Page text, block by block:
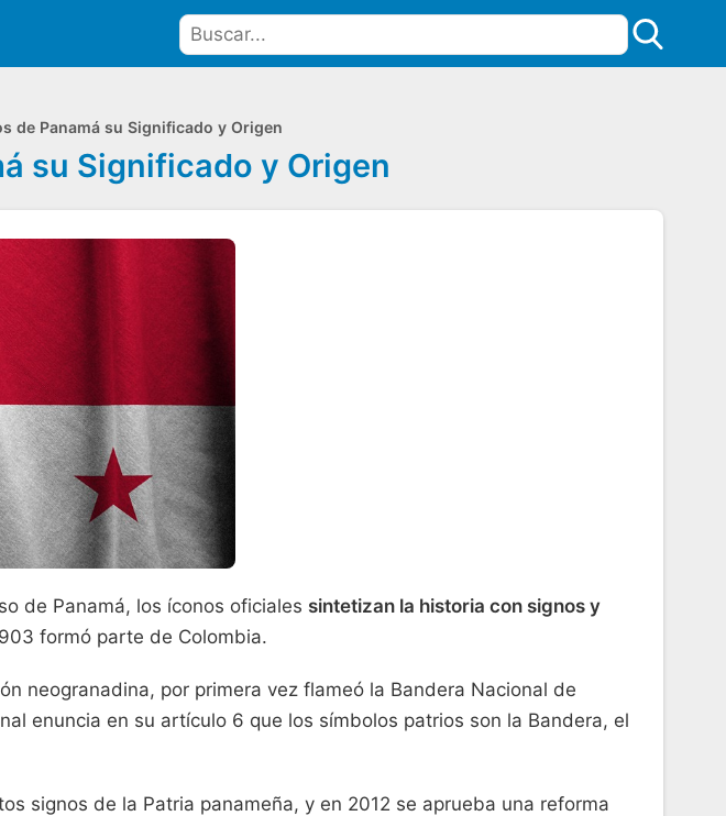
de Panamá su Significado y Origen
su Significado y Origen
de Panamá, los íconos oficiales sintetizan la historia con signos y
formó parte de Colombia.
neogranadina, por primera vez flameó la Bandera Nacional de
enuncia en su artículo 6 que los símbolos patrios son la Bandera, el
signos de la Patria panameña, y en 2012 se aprueba una reforma